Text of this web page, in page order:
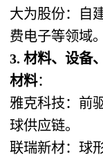
大为股份：自
费电子等领域。
3. 材料、设备
材料：
雅克科技：前
球供应链。
联瑞新材：球